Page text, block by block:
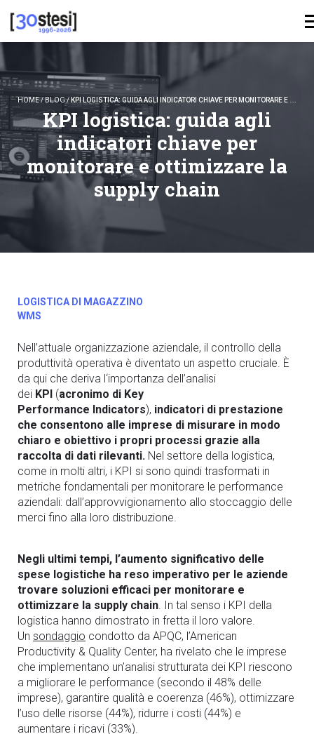
HOME/BLOG/ KPI LOGISTICA: GUIDA AGLI INDICATORI CHIAVE PER MONITORARE E OTTIMIZZARE LA SUPPLY CHAIN
KPI logistica: guida agli
indicatori chiave per
monitorare e ottimizzare la
supply chain
LOGISTICA DI MAGAZZINO
WMS
Nell’attuale organizzazione aziendale, il controllo della
produttività operativa è diventato un aspetto cruciale. È
da qui che deriva l‘importanza dell’analisi
dei KPI (acronimo di Key
Performance Indicators), indicatori di prestazione
che consentono alle imprese di misurare in modo
chiaro e obiettivo i propri processi grazie alla
raccolta di dati rilevanti. Nel settore della logistica,
come in molti altri, i KPI si sono quindi trasformati in
metriche fondamentali per monitorare le performance
aziendali: dall’approvvigionamento allo stoccaggio delle
merci fino alla loro distribuzione.
Negli ultimi tempi, l’aumento significativo delle
spese logistiche ha reso imperativo per le aziende
trovare soluzioni efficaci per monitorare e
ottimizzare la supply chain. In tal senso i KPI della
logistica hanno dimostrato in fretta il loro valore.
Un sondaggio condotto da APQC, l’American
Productivity & Quality Center, ha rivelato che le imprese
che implementano un’analisi strutturata dei KPI riescono
a migliorare le performance (secondo il 48% delle
imprese), garantire qualità e coerenza (46%), ottimizzare
l’uso delle risorse (44%), ridurre i costi (44%) e
aumentare i ricavi (33%).